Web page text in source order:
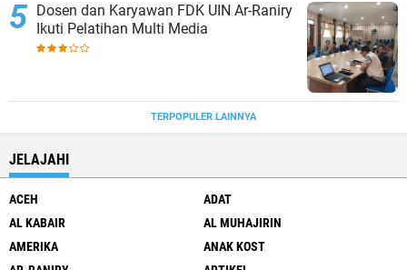
Dosen dan Karyawan FDK UIN Ar-Raniry
Ikuti Pelatihan Multi Media
TERPOPULER LAINNYA
JELAJAHI
ACEH
ADAT
AL KABAIR
AL MUHAJIRIN
AMERIKA
ANAK KOST